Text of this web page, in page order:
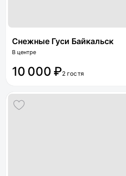
Снежные Гуси Байкальск
В центре
10 000 ₽2 гостя